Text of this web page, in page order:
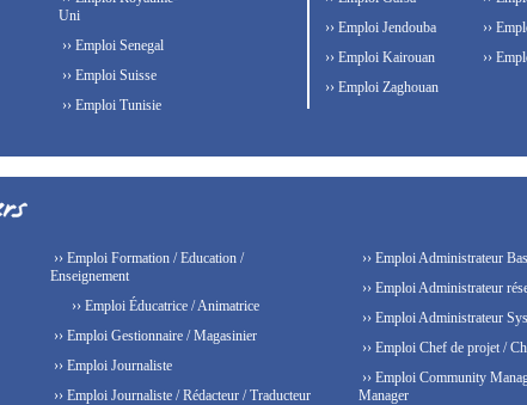
Uni
›› Emploi Senegal
›› Emploi Suisse
›› Emploi Tunisie
›› Emploi Jendouba
›› Emploi Kairouan
››
››
›› Emploi Zaghouan
›› Emploi Formation / Education /
Enseignement
›› Emploi Éducatrice / Animatrice
›› Emploi Gestionnaire / Magasinier
›› Emploi Journaliste
›› Emploi Journaliste / Rédacteur / Traducteur
›› Emploi Administrateur
›› Emploi Administrateur
›› Emploi Administrateur
›› Emploi Chef de projet /
›› Emploi Community
Manager